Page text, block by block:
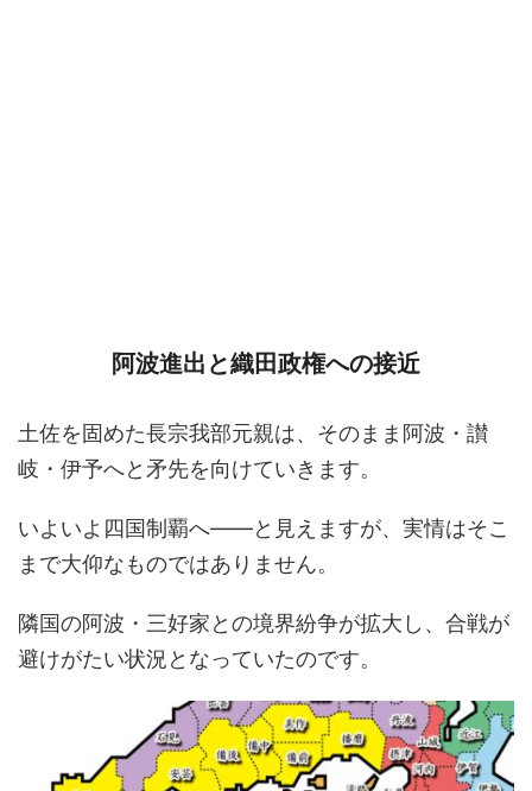
阿波進出と織田政権への接近
土佐を固めた長宗我部元親は、そのまま阿波・讃
岐・伊予へと矛先を向けていきます。
いよいよ四国制覇へ――と見えますが、実情はそこ
まで大仰なものではありません。
隣国の阿波・三好家との境界紛争が拡大し、合戦が
避けがたい状況となっていたのです。